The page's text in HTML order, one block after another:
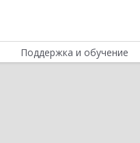
Поддержка и обучение